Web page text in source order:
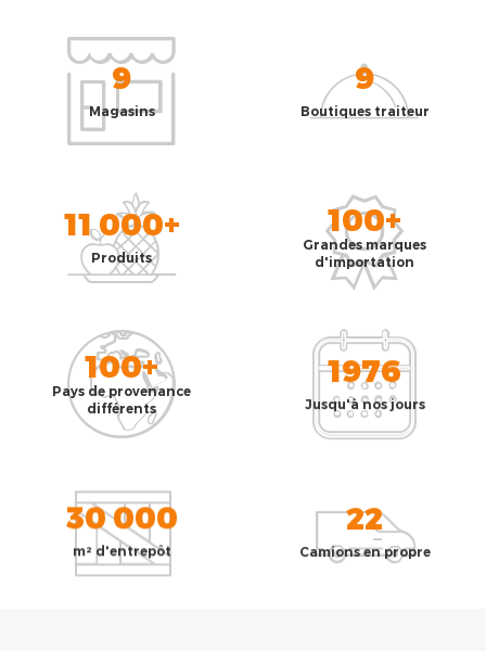
9
Magasins
9
Boutiques traiteur
11 000+
Produits
100+
Grandes marques
d'importation
100+
Pays de provenance
différents
1976
Jusqu'à nos jours
30 000
m² d'entrepôt
22
Camions en propre